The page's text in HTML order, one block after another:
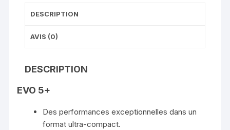
DESCRIPTION
AVIS (0)
DESCRIPTION
EVO 5+
Des performances exceptionnelles dans un
format ultra-compact.